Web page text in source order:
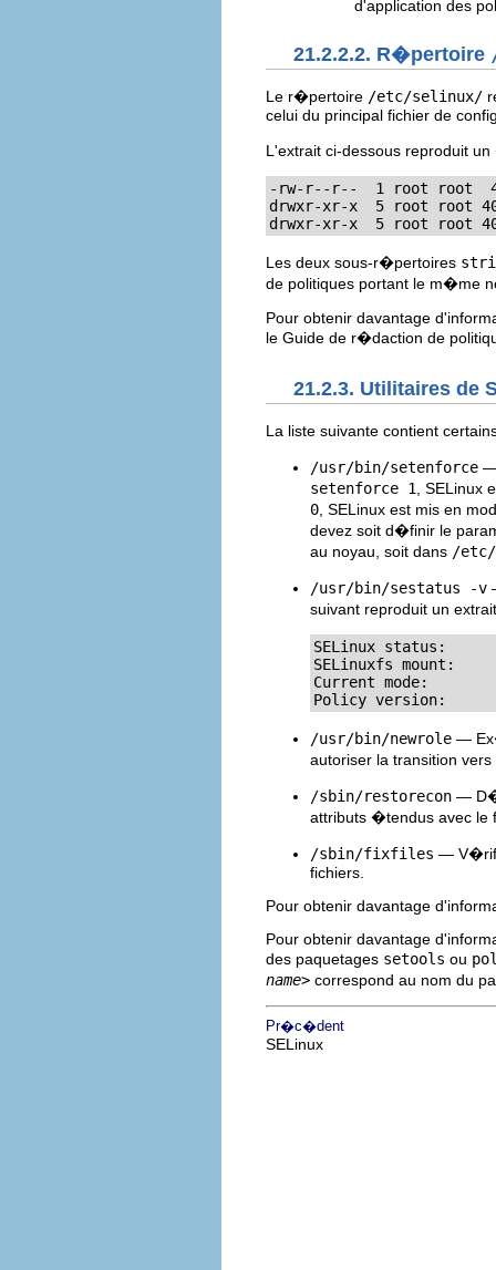
d'application des
21.2.2.2. R�pertoire
Le r�pertoire /etc/selinux/
celui du principal fichier de
L'extrait ci-dessous reproduit
-rw-r--r--  1 root root
drwxr-xr-x  5 root root
drwxr-xr-x  5 root root
Les deux sous-r�pertoires
de politiques portant le m�me
Pour obtenir davantage
le Guide de r�daction de
21.2.3. Utilitaires de
La liste suivante contient
/usr/bin/setenforce —
setenforce 1
,
0 , SELinux est mis en
devez soit d�finir le
au noyau, soit dans /etc/
/usr/bin/sestatus -v
suivant reproduit un
SELinux status:
SELinuxfs mount:
Current mode:
Policy version:
/usr/bin/newrole —
autoriser la transition
/sbin/restorecon —
attributs �tendus avec
/sbin/fixfiles —
fichiers.
Pour obtenir davantage
Pour obtenir davantage
des paquetages setools ou
name> correspond au nom du
Pr�c�dent
SELinux